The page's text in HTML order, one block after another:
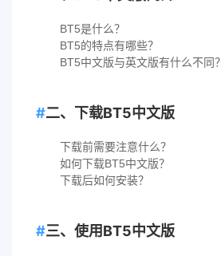
BT5是什么？
BT5的特点有哪些？
BT5中文版与英文版有什么不同？
二、下载BT5中文版
下载前需要注意什么？
如何下载BT5中文版？
下载后如何安装？
三、使用BT5中文版